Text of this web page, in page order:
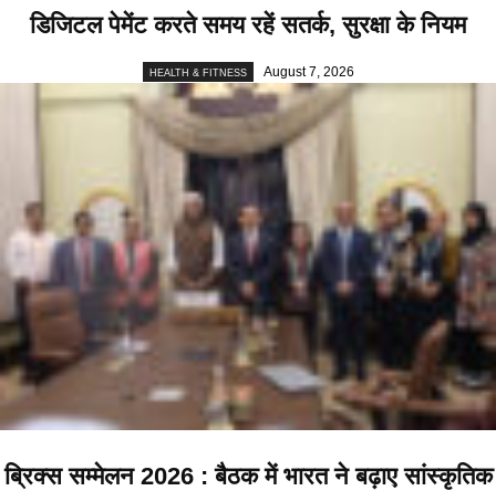
डिजिटल पेमेंट करते समय रहें सतर्क, सुरक्षा के नियम
HEALTH & FITNESS August 7, 2026
ब्रिक्स सम्मेलन 2026 : बैठक में भारत ने बढ़ाए सांस्कृतिक